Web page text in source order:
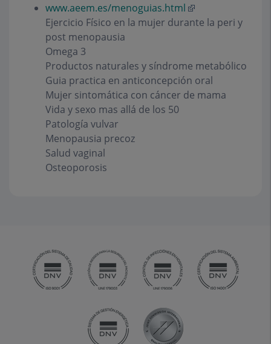
www.aeem.es/menoguias.html
Ejercicio Físico en la mujer durante la peri y
post menopausia
Omega 3
Productos naturales y síndrome metabólico
Guia practica en anticoncepción oral
Mujer sintomática con cáncer de mama
Vida y sexo mas allá de los 50
Patología vulvar
Menopausia precoz
Salud vaginal
Osteoporosis